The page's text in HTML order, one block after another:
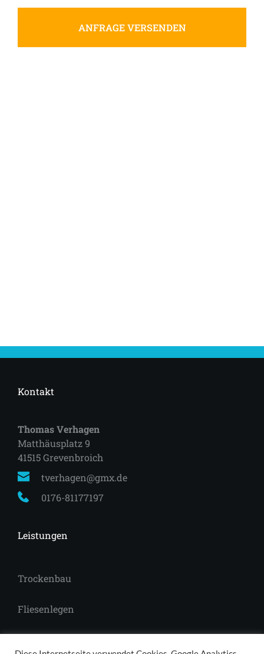
ANFRAGE VERSENDEN
Kontakt
Thomas Verhagen
Matthäusplatz 9
41515 Grevenbroich
tverhagen@gmx.de
0176-81177197
Leistungen
Trockenbau
Fliesenlegen